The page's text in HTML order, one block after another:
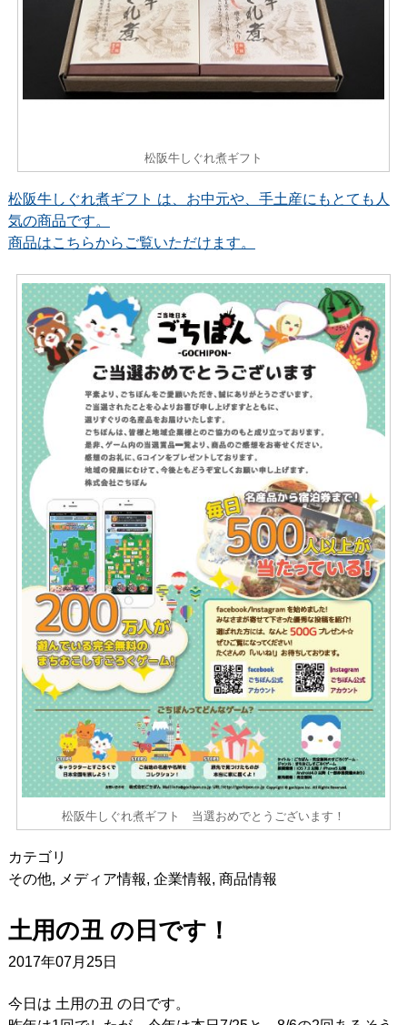
松阪牛しぐれ煮ギフト
松阪牛しぐれ煮ギフト は、お中元や、手土産にもとても人
気の商品です。
商品はこちらからご覧いただけます。
松阪牛しぐれ煮ギフト 当選おめでとうございます！
カテゴリ
その他, メディア情報, 企業情報, 商品情報
土用の丑 の日です！
2017年07月25日
今日は 土用の丑 の日です。